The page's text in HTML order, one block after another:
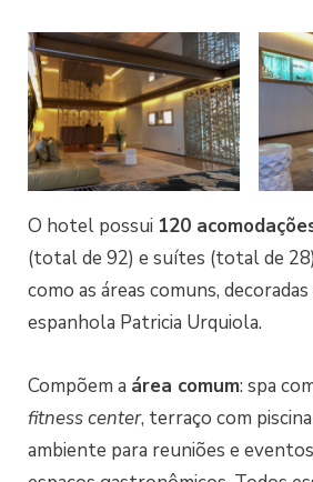
O hotel possui 120
(total de 92) e suítes (total de
como as áreas comuns,
espanhola Patricia Urquiola.
Compõem a área comum: spa
fitness center, terraço com
ambiente para reuniões e